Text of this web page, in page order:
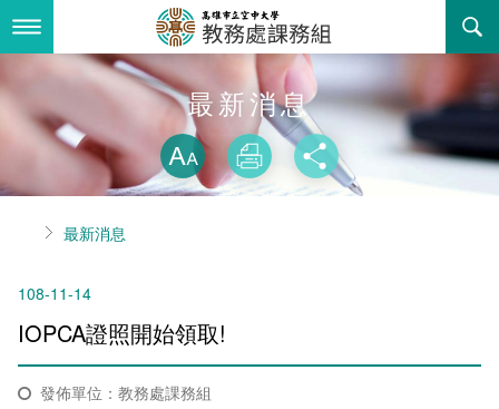
到
要
內
容
最新消息
關於我們
組織職掌
聯絡資訊
活動花絮
諮詢信箱
業務服務
法令規章
學期課程相關資訊
學系/中心 課程列表
書表下載
回空大首頁
最新消息
略過字型切
放大
列印 分享
首頁最新消息
108-11-14
IOPCA證照開始領取!
發佈單位：教務處課務組